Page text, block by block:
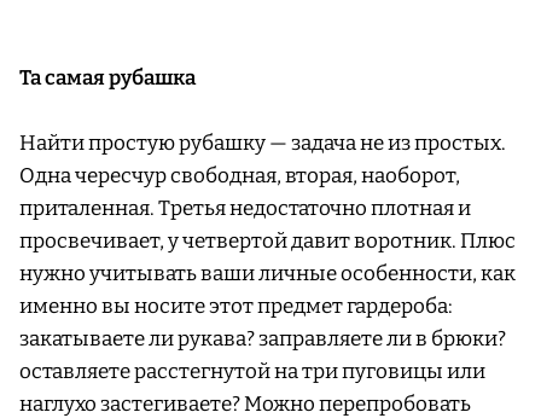
Та самая рубашка
Найти простую рубашку — задача не из простых.
Одна чересчур свободная, вторая, наоборот,
приталенная. Третья недостаточно плотная и
просвечивает, у четвертой давит воротник. Плюс
нужно учитывать ваши личные особенности, как
именно вы носите этот предмет гардероба:
закатываете ли рукава? заправляете ли в брюки?
оставляете расстегнутой на три пуговицы или
наглухо застегиваете? Можно перепробовать